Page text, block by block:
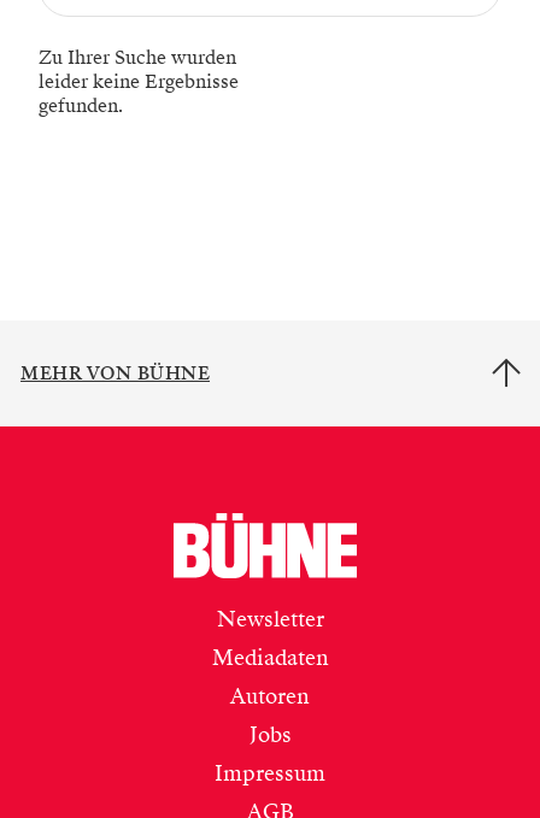
Zu Ihrer Suche wurden
leider keine Ergebnisse
gefunden.
MEHR VON BÜHNE
Newsletter
Mediadaten
Autoren
Jobs
Impressum
AGB